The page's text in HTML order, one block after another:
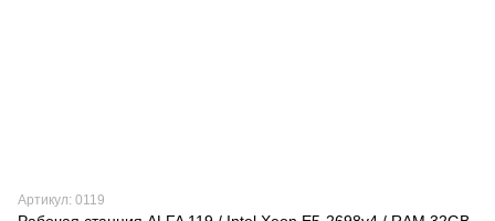
Артикул: 0119